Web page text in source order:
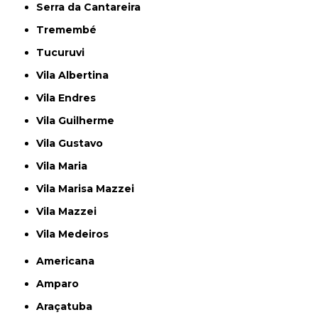
Serra da Cantareira
Tremembé
Tucuruvi
Vila Albertina
Vila Endres
Vila Guilherme
Vila Gustavo
Vila Maria
Vila Marisa Mazzei
Vila Mazzei
Vila Medeiros
Americana
Amparo
Araçatuba